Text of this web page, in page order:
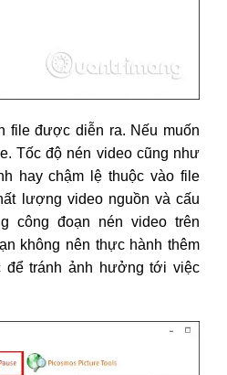
file được diễn ra. Nếu muốn
Tốc độ nén video cũng như
hay chậm lệ thuộc vào file
lượng video nguồn và cấu
công đoạn nén video trên
không nên thực hành thêm
để tránh ảnh hưởng tới việc